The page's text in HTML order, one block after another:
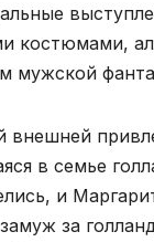
костюмами,
мужской
внешней
в семье
и
за